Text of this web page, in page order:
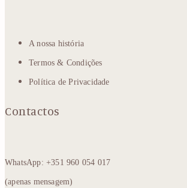
A nossa história
Termos & Condições
Política de Privacidade
Contactos
WhatsApp: +351 960 054 017
(apenas mensagem)